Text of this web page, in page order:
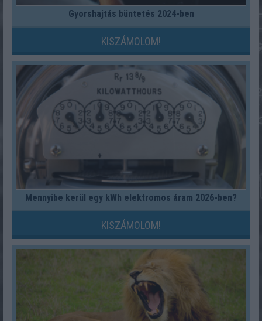
Gyorshajtás büntetés 2024-ben
KISZÁMOLOM!
Mennyibe kerül egy kWh elektromos áram 2026-ben?
KISZÁMOLOM!